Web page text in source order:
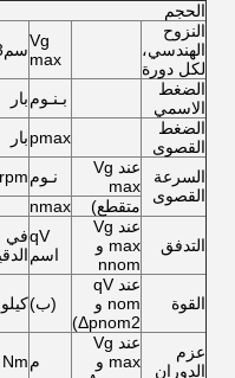
الحجم
النزوح
الهندسي،
لكل دورة
Vg
maxسم3
الضغط
الاسمي
بـنـومبار
الضغط
القصوى
pmaxبار
السرعة
القصوى
عند Vg
max
نـومrpm
متقطع)
nmax
التدفق
عند Vg
max و
nnom
qV
اسم
في
القوة
عند qV
nom و
Δpnom2)
(ب)
عزم
الدوران
عند Vg
max و
مNm